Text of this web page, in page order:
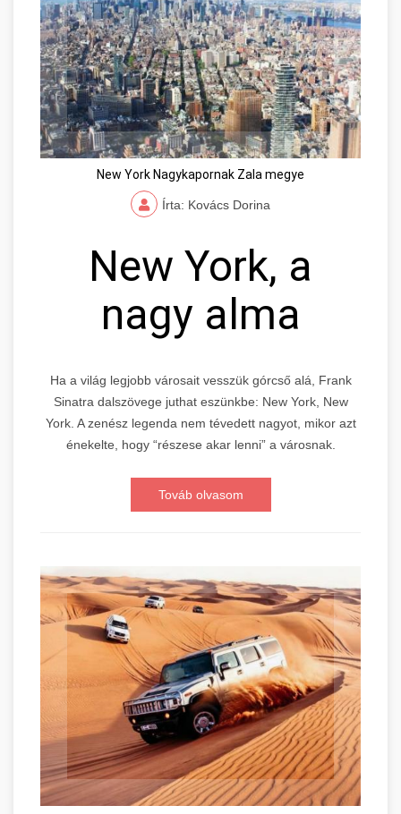
New York Nagykapornak Zala megye
Írta: Kovács Dorina
New York, a
nagy alma
Ha a világ legjobb városait vesszük górcső alá, Frank
Sinatra dalszövege juthat eszünkbe: New York, New
York. A zenész legenda nem tévedett nagyot, mikor azt
énekelte, hogy “részese akar lenni” a városnak.
Továb olvasom